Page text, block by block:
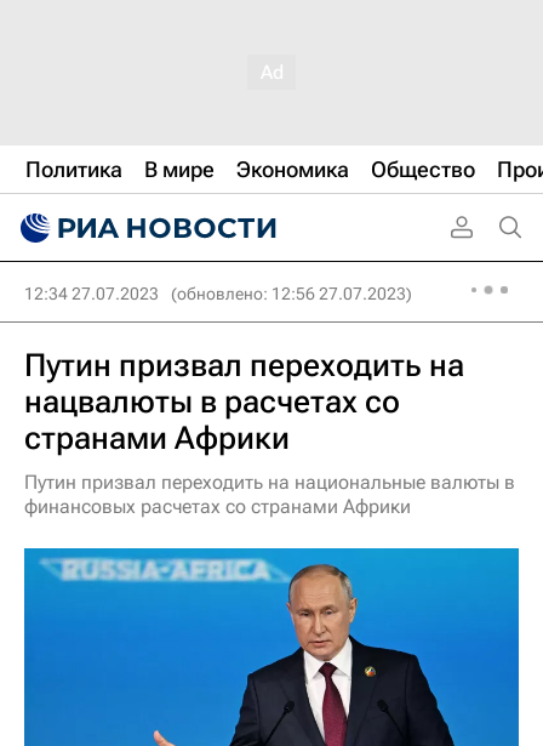
Политика В мире Экономика Общество
12:34 27.07.2023 (обновлено: 12:56 27.07.2023)
Путин призвал переходить на
нацвалюты в расчетах со
странами Африки
Путин призвал переходить на национальные валюты в
финансовых расчетах со странами Африки